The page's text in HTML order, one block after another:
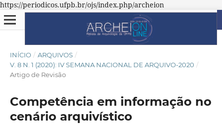
https://periodicos.ufpb.br/ojs/index.php/archeion
INÍCIO / ARQUIVOS /
V. 8 N. 1 (2020): IV SEMANA NACIONAL DE ARQUIVO-2020 /
Artigo de Revisão
Competência em informação no
cenário arquivístico